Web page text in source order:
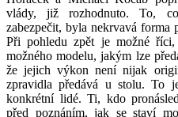
vlády, již rozhodnuto. To, co
zabezpečit, byla nekrvavá forma
Při pohledu zpět je možné
možného modelu, jakým lze
že jejich výkon není nijak
zpravidla předává u stolu. To
konkrétní lidé. Ti, kdo
před poznáním, jak se staví